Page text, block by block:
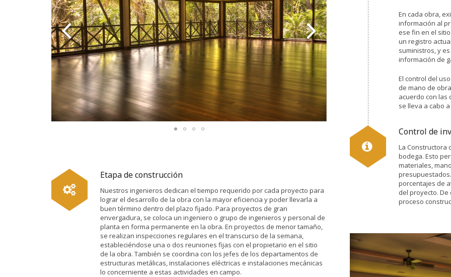
Etapa de construcción
Nuestros ingenieros dedican el tiempo requerido por cada proyecto para
lograr el desarrollo de la obra con la mayor eficiencia y poder llevarla a
buen término dentro del plazo fijado. Para proyectos de gran
envergadura, se coloca un ingeniero o grupo de ingenieros y personal de
planta en forma permanente en la obra. En proyectos de menor tamaño,
se realizan inspecciones regulares en el transcurso de la semana,
estableciéndose una o dos reuniones fijas con el propietario en el sitio
de la obra. También se coordina con los jefes de los departamentos de
estructuras metálicas, instalaciones eléctricas e instalaciones mecánicas
lo concerniente a estas actividades en campo.
En cada obra,
información al
ese fin en el
un registro
suministros, y
información de
El control del
de mano de
acuerdo con las
se lleva a cabo
Control de
La Constructora
bodega. Esto
materiales,
porcentajes de
del proyecto.
proceso